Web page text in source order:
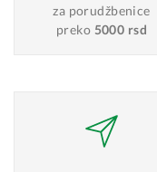
za porudžbenice
preko 5000 rsd